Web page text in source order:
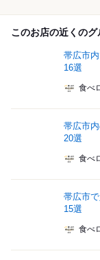
このお店の近くの
帯広市
16選
食べ
帯広市
20選
食べ
帯広市
15選
食べ